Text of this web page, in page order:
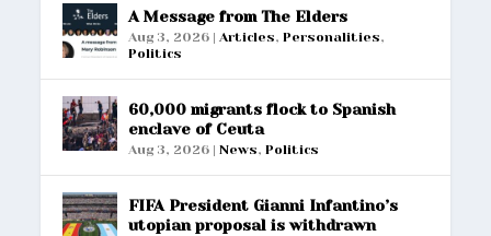
A Message from The Elders
Aug 3, 2026 |Articles,Personalities,
Politics
60,000 migrants flock to Spanish
enclave of Ceuta
Aug 3, 2026 |News,Politics
FIFA President Gianni Infantino’s
utopian proposal is withdrawn